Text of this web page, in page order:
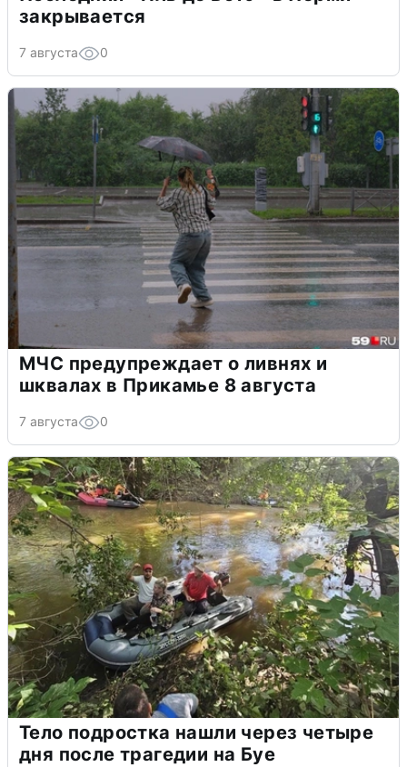
закрывается
7 августа 0
МЧС предупреждает о ливнях и
шквалах в Прикамье 8 августа
7 августа 0
Тело подростка нашли через четыре
дня после трагедии на Буе